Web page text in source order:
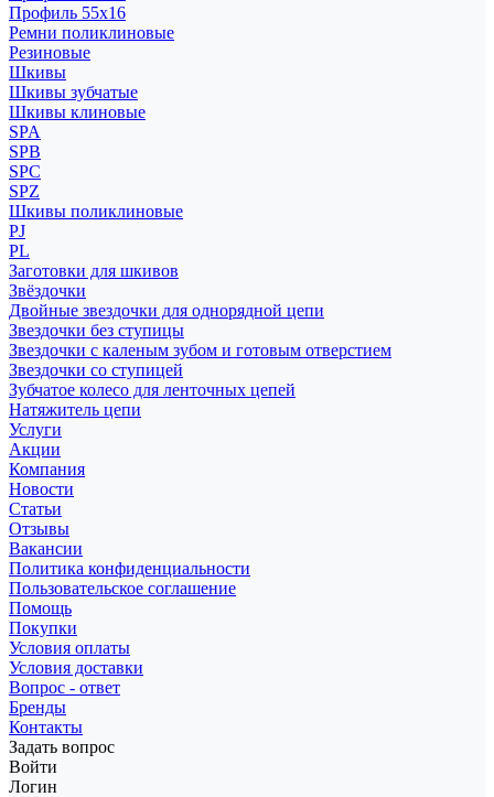
Профиль 55x16
Ремни поликлиновые
Резиновые
Шкивы
Шкивы зубчатые
Шкивы клиновые
SPA
SPB
SPC
SPZ
Шкивы поликлиновые
PJ
PL
Заготовки для шкивов
Звёздочки
Двойные звездочки для однорядной цепи
Звездочки без ступицы
Звездочки с каленым зубом и готовым отверстием
Звездочки со ступицей
Зубчатое колесо для ленточных цепей
Натяжитель цепи
Услуги
Акции
Компания
Новости
Статьи
Отзывы
Вакансии
Политика конфиденциальности
Пользовательское соглашение
Помощь
Покупки
Условия оплаты
Условия доставки
Вопрос - ответ
Бренды
Контакты
Задать вопрос
Войти
Логин